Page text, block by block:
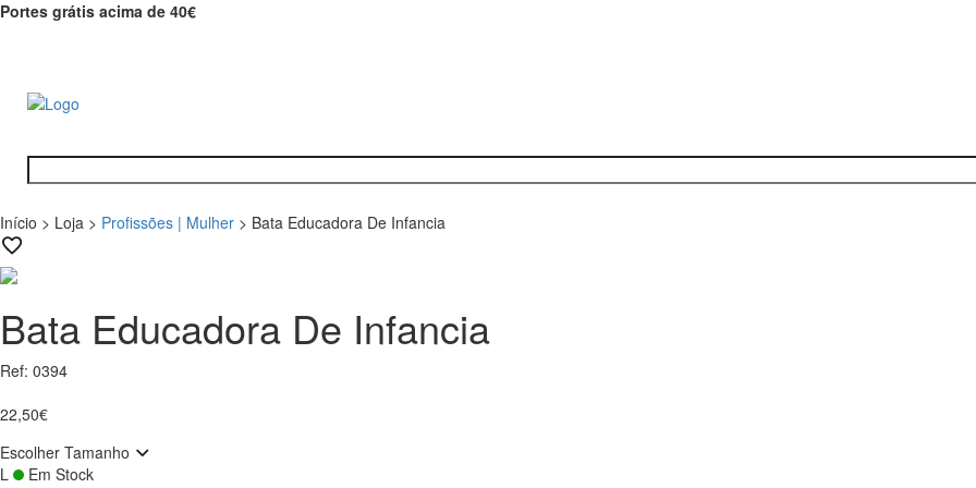
Portes grátis acima de 40€
Início > Loja > Profissões | Mulher > Bata Educadora De Infancia
Bata Educadora De Infancia
Ref: 0394
22,50€
Escolher Tamanho
L
Em Stock